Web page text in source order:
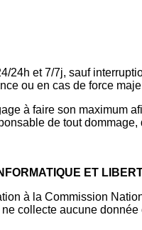
24h et 7/7j, sauf
ou en cas de force
à faire son maximum
de tout dommage,
ET
à la Commission
collecte aucune donnée